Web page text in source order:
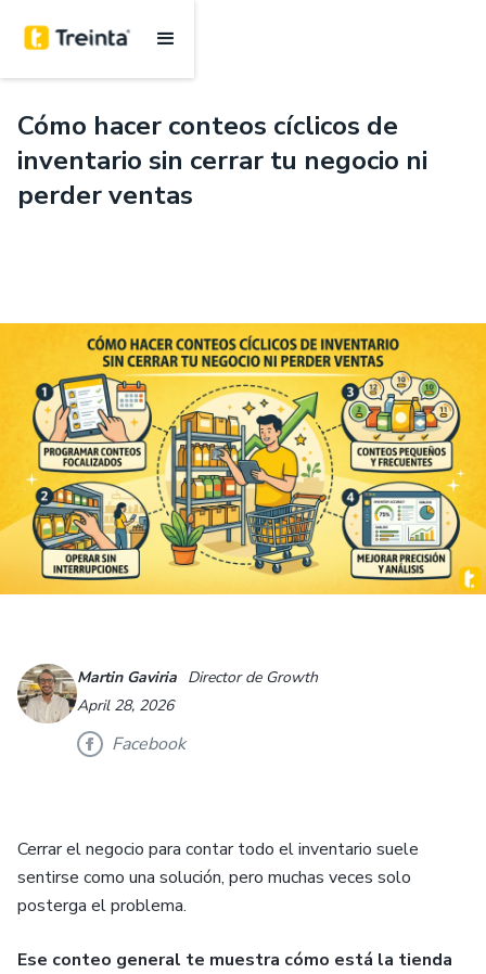
Cómo hacer conteos cíclicos de
inventario sin cerrar tu negocio ni
perder ventas
Martin Gaviria Director de Growth
April 28, 2026
Facebook
Cerrar el negocio para contar todo el inventario suele
sentirse como una solución, pero muchas veces solo
posterga el problema.
Ese conteo general te muestra cómo está la tienda